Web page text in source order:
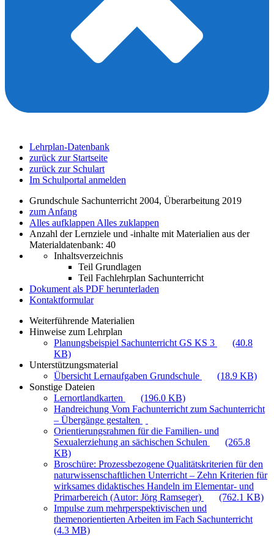
Lehrplan-Datenbank
zurück zur Startseite
zurück zur Schulart
Im Schulportal anmelden
Grundschule Sachunterricht 2004, Überarbeitung 2019
zum Anfang
Alles aufklappen Alles zuklappen
Anzahl der Lernziele und -inhalte mit Materialien aus der
Materialdatenbank: 40
Inhaltsverzeichnis
Teil Grundlagen
Teil Fachlehrplan Sachunterricht
Dokument als PDF herunterladen
Kontaktformular
Weiterführende Materialien
Hinweise zum Lehrplan
Planungsbeispiel Sachunterricht GS KS 3
(40.8
KB)
Unterstützungsmaterial
Übersicht Lernaufgaben Grundschule
(18.9 KB)
Sonstige Dateien
Lernortlandkarten
(196.0 KB)
Handreichung Vom Fachunterricht zum Sachunterricht
– Übergänge gestalten
Orientierungsrahmen für die Familien- und
Sexualerziehung an sächischen Schulen
(265.8
KB)
Broschüre: Prozessbezogene Qualitätskriterien für den
naturwissenschaftlichen Unterricht – Zehn Kriterien für
wirksames didaktisches Handeln im Elementar- und
Primarbereich (Autor: Jörg Ramseger)
(762.1 KB)
Impulse zum mehrperspektivischen und
themenorientierten Arbeiten im Fach Sachunterricht
(4.3 MB)